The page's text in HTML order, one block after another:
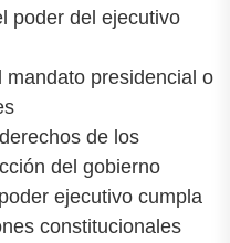
poder del ejecutivo
presidencial o
de los
del gobierno
ejecutivo cumpla
constitucionales